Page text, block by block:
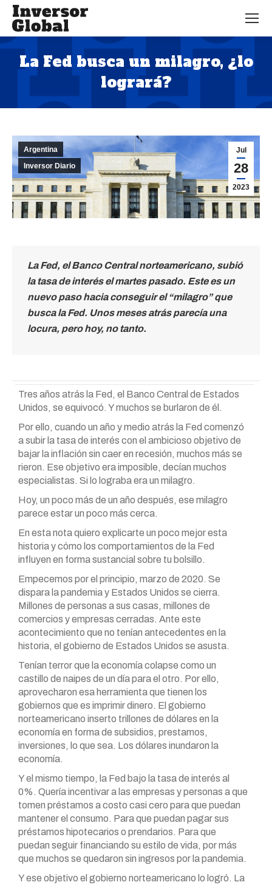
La Fed busca un milagro, ¿lo
logrará?
Estás aquí:
Jul
28
2023
Argentina
Inversor Diario
La Fed, el Banco Central norteamericano, subió
la tasa de interés el martes pasado. Este es un
nuevo paso hacia conseguir el “milagro” que
busca la Fed. Unos meses atrás parecía una
locura, pero hoy, no tanto.
Tres años atrás la Fed, el Banco Central de Estados
Unidos, se equivocó. Y muchos se burlaron de él.
Por ello, cuando un año y medio atrás la Fed comenzó
a subir la tasa de interés con el ambicioso objetivo de
bajar la inflación sin caer en recesión, muchos más se
rieron. Ese objetivo era imposible, decían muchos
especialistas. Si lo lograba era un milagro.
Hoy, un poco más de un año después, ese milagro
parece estar un poco más cerca.
En esta nota quiero explicarte un poco mejor esta
historia y cómo los comportamientos de la Fed
influyen en forma sustancial sobre tu bolsillo.
Empecemos por el principio, marzo de 2020. Se
dispara la pandemia y Estados Unidos se cierra.
Millones de personas a sus casas, millones de
comercios y empresas cerradas. Ante este
acontecimiento que no tenían antecedentes en la
historia, el gobierno de Estados Unidos se asusta.
Tenían terror que la economía colapse como un
castillo de naipes de un día para el otro. Por ello,
aprovecharon esa herramienta que tienen los
gobiernos que es imprimir dinero. El gobierno
norteamericano inserto trillones de dólares en la
economía en forma de subsidios, prestamos,
inversiones, lo que sea. Los dólares inundaron la
economía.
Y el mismo tiempo, la Fed bajo la tasa de interés al
0%. Quería incentivar a las empresas y personas a que
tomen préstamos a costo casi cero para que puedan
mantener el consumo. Para que puedan pagar sus
préstamos hipotecarios o prendarios. Para que
puedan seguir financiando su estilo de vida, por más
que muchos se quedaron sin ingresos por la pandemia.
Y ese objetivo el gobierno norteamericano lo logró. La